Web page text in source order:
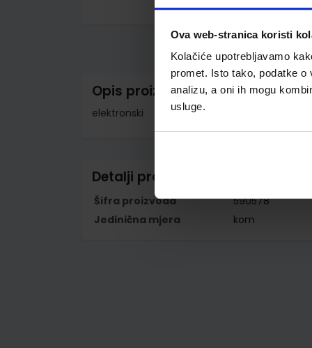
Ova web-stranica koristi
Kolačiće upotrebljavamo
promet. Isto tako, podatke
analizu, a oni ih mogu
usluge.
gallery
Opis proizvoda
elektronski
Detalji proizvoda
Šifra proizvoda
590578
Jedinična mjera
kom